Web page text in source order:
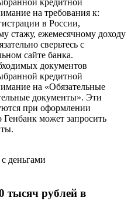
кредитной
на требования к:
в России,
стажу, ежемесячному доходу
сверьтесь с
сайте банка.
документов
кредитной
на «Обязательные
документы». Эти
при оформлении
Генбанк может запросить
тысяч рублей в